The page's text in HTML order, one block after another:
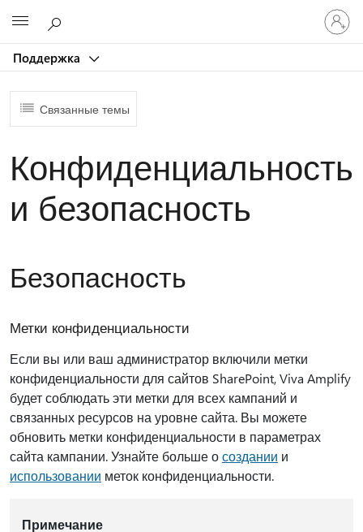
Поддержка
Связанные темы
Конфиденциальность
и безопасность
Безопасность
Метки конфиденциальности
Если вы или ваш администратор включили метки
конфиденциальности для сайтов SharePoint, Viva Amplify
будет соблюдать эти метки для всех кампаний и
связанных ресурсов на уровне сайта. Вы можете
обновить метки конфиденциальности в параметрах
сайта кампании. Узнайте больше осоздании и
использовании меток конфиденциальности.
Примечание